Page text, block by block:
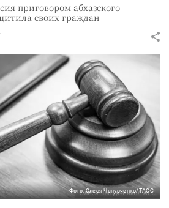
приговором абхазского
своих граждан
Фото: Олеся Чепурченко/ТАСС